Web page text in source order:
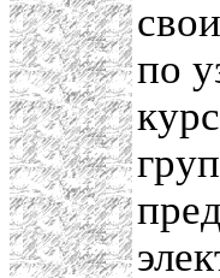
по